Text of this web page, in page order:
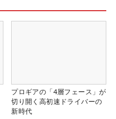
プロギアの「4層フェース」が
切り開く高初速ドライバーの
新時代